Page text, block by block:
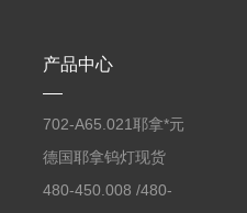
产品中心
702-A65.021耶拿*元
素分析仪反应罐
德国耶拿钨灯现货
480-450.008 /480-